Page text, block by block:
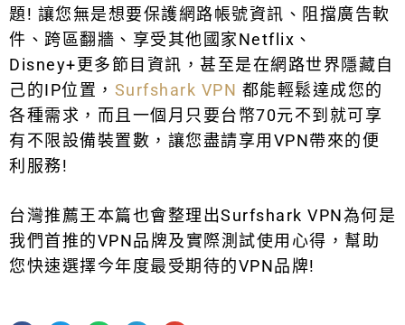
題! 讓您無是想要保護網路帳號資訊、阻擋廣告軟
件、跨區翻牆、享受其他國家Netflix、
Disney+更多節目資訊，甚至是在網路世界隱藏自
己的IP位置， Surfshark VPN 都能輕鬆達成您的
各種需求，而且一個月只要台幣70元不到就可享
有不限設備裝置數，讓您盡請享用VPN帶來的便
利服務!
台灣推薦王本篇也會整理出Surfshark VPN為何是
我們首推的VPN品牌及實際測試使用心得，幫助
您快速選擇今年度最受期待的VPN品牌!